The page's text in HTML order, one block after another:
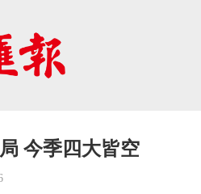
今季四大皆空